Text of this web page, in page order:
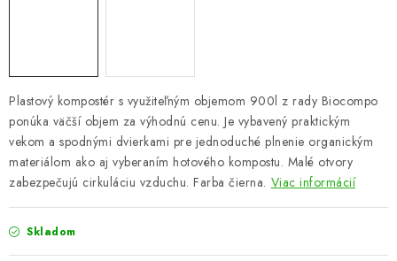
Plastový kompostér s využiteľným objemom 900l z rady Biocompo
ponúka väčší objem za výhodnú cenu. Je vybavený praktickým
vekom a spodnými dvierkami pre jednoduché plnenie organickým
materiálom ako aj vyberaním hotového kompostu. Malé otvory
zabezpečujú cirkuláciu vzduchu. Farba čierna. Viac informácií
Skladom